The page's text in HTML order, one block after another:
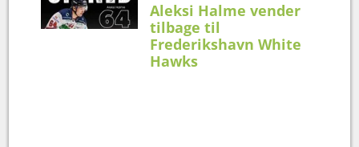
Aleksi Halme vender
tilbage til
Frederikshavn White
Hawks